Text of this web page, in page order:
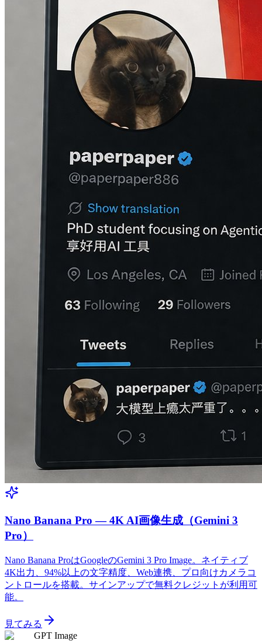
Nano Banana Pro — 4K AI画像生成（Gemini 3
Pro）
Nano Banana ProはGoogleのGemini 3 Pro Image。ネイティブ
4K出力、94%以上の文字精度、Web連携、プロ向けカメラコ
ントロールを搭載。サインアップで無料クレジットが利用可
能。
見てみる
GPT Image